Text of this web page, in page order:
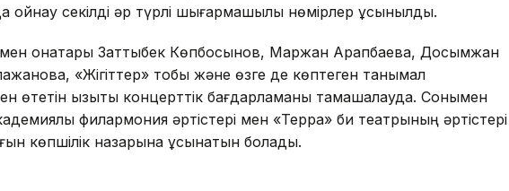
ойнау секілді әр түрлі шығармашылық нөмірлер ұсынылды.
қонақтары Заттыбек Көпбосынов, Маржан Арапбаева, Досымжан
«Жігіттер» тобы және өзге де көптеген танымал
өтетін қызықты концерттік бағдарламаны тамашалауда. Сонымен
филармония әртістері мен «Терра» би театрының әртістері
көпшілік назарына ұсынатын болады.